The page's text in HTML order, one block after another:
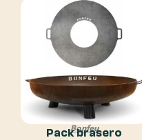
Bonfeu
Pack brasero